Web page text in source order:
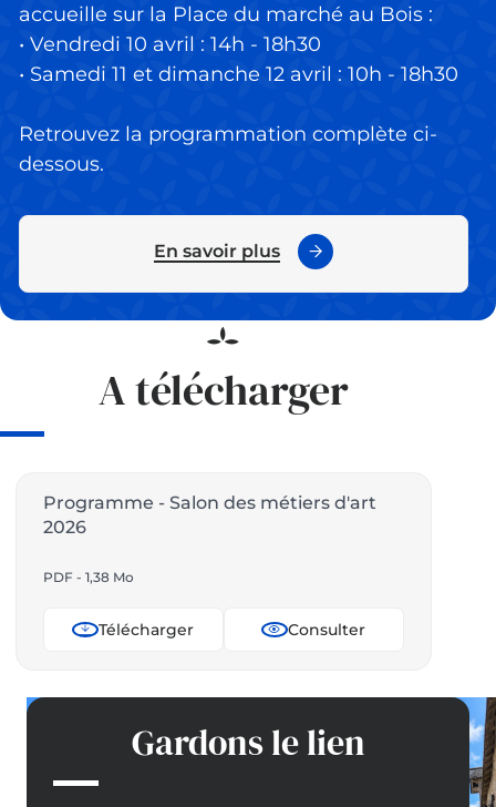
accueille sur la Place du marché au Bois :
• Vendredi 10 avril : 14h - 18h30
• Samedi 11 et dimanche 12 avril : 10h - 18h30
Retrouvez la programmation complète ci-
dessous.
En savoir plus
A télécharger
Programme - Salon des métiers d'art
2026
PDF - 1,38 Mo
Télécharger Consulter
Gardons le lien